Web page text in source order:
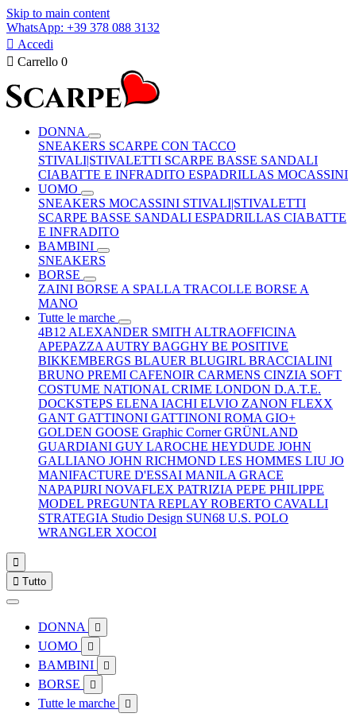
Skip to main content
WhatsApp: +39 378 088 3132
 Accedi
 Carrello 0
DONNA
SNEAKERS SCARPE CON TACCO
STIVALI|STIVALETTI SCARPE BASSE SANDALI
CIABATTE E INFRADITO ESPADRILLAS MOCASSINI
UOMO
SNEAKERS MOCASSINI STIVALI|STIVALETTI
SCARPE BASSE SANDALI ESPADRILLAS CIABATTE
E INFRADITO
BAMBINI
SNEAKERS
BORSE
ZAINI BORSE A SPALLA TRACOLLE BORSE A
MANO
Tutte le marche
4B12 ALEXANDER SMITH ALTRAOFFICINA
APEPAZZA AUTRY BAGGHY BE POSITIVE
BIKKEMBERGS BLAUER BLUGIRL BRACCIALINI
BRUNO PREMI CAFENOIR CARMENS CINZIA SOFT
COSTUME NATIONAL CRIME LONDON D.A.T.E.
DOCKSTEPS ELENA IACHI ELVIO ZANON FLEXX
GANT GATTINONI GATTINONI ROMA GIO+
GOLDEN GOOSE Graphic CornerGRÜNLAND
GUARDIANI GUY LAROCHE HEYDUDE JOHN
GALLIANO JOHN RICHMOND LES HOMMES LIU JO
MANIFACTURE D'ESSAI MANILA GRACE
NAPAPIJRI NOVAFLEX PATRIZIA PEPE PHILIPPE
MODEL PREGUNTA REPLAY ROBERTO CAVALLI
STRATEGIA Studio Design SUN68 U.S. POLO
WRANGLER XOCOI

 Tutto
DONNA 
UOMO 
BAMBINI 
BORSE 
Tutte le marche 